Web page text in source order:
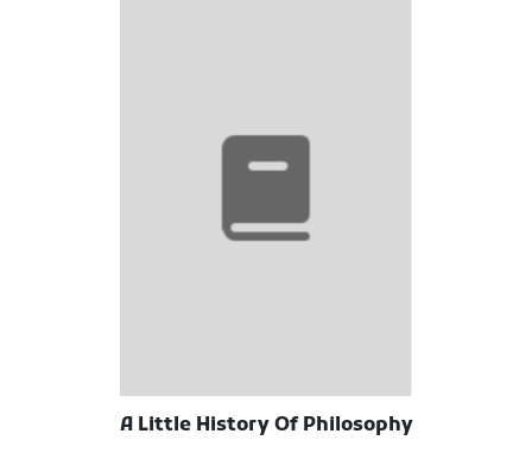
A Little History Of Philosophy